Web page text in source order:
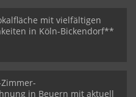
mit vielfältigen
in Köln-Bickendorf**
in Beuern mit aktuell